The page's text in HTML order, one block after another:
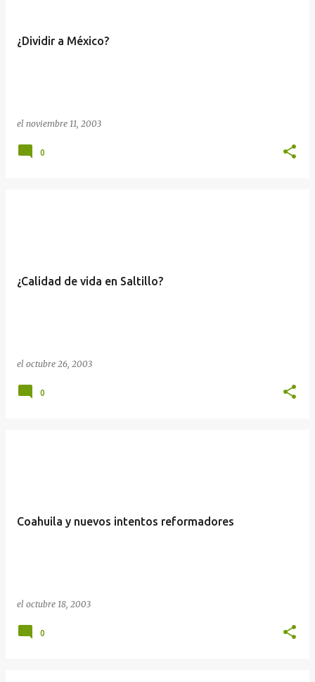
¿Dividir a México?
el noviembre 11, 2003
0
¿Calidad de vida en Saltillo?
el octubre 26, 2003
0
Coahuila y nuevos intentos reformadores
el octubre 18, 2003
0